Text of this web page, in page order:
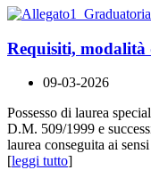
Requisiti, modalità
09-03-2026
Possesso di laurea
D.M. 509/1999 e
laurea conseguita ai
[leggi tutto]